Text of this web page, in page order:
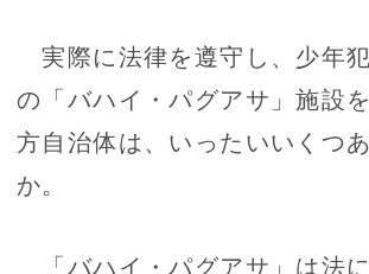
実際に法律を遵守し、少年
の「バハイ・パグアサ」施設
方自治体は、いったいいくつ
か。
「バハイ・パグアサ」は法